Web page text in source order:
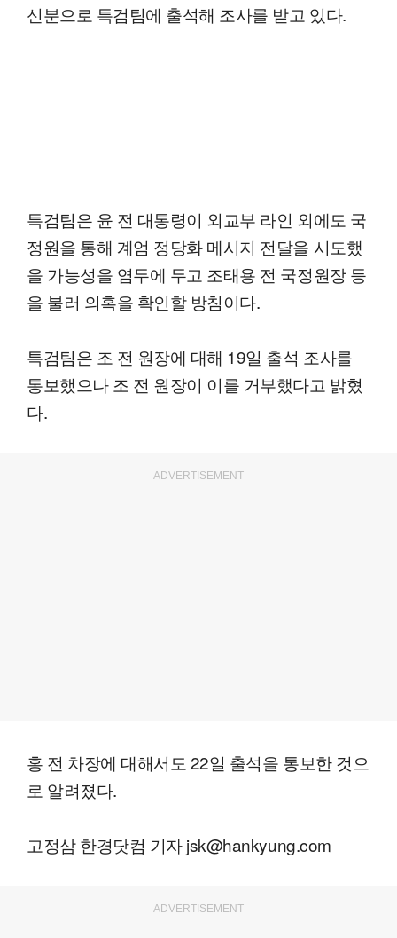
신분으로 특검팀에 출석해 조사를 받고 있다.
특검팀은 윤 전 대통령이 외교부 라인 외에도 국
정원을 통해 계엄 정당화 메시지 전달을 시도했
을 가능성을 염두에 두고 조태용 전 국정원장 등
을 불러 의혹을 확인할 방침이다.
특검팀은 조 전 원장에 대해 19일 출석 조사를
통보했으나 조 전 원장이 이를 거부했다고 밝혔
다.
ADVERTISEMENT
홍 전 차장에 대해서도 22일 출석을 통보한 것으
로 알려졌다.
고정삼 한경닷컴 기자 jsk@hankyung.com
ADVERTISEMENT